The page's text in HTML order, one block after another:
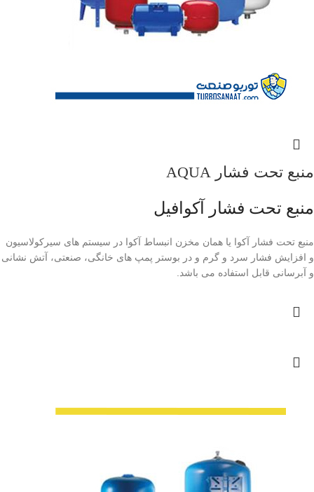
منبع تحت فشار AQUA
منبع تحت فشار آکوافیل
منبع تحت فشار آکوا یا همان مخزن انبساط آکوا در سیستم های سیرکولاسیون
و افزایش فشار سرد و گرم و در بوستر پمپ های خانگی، صنعتی، آتش نشانی
و آبرسانی قابل استفاده می باشد.